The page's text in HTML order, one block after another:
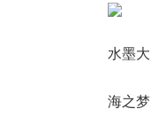
水墨
海之